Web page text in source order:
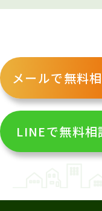
メールで無料
LINEで無料相